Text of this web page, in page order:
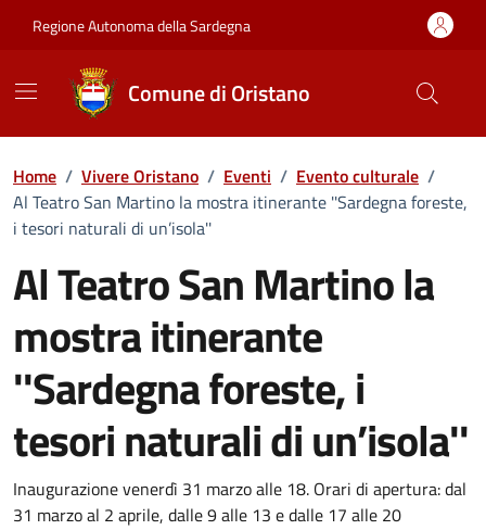
Regione Autonoma della Sardegna
Comune di Oristano
Home / Vivere Oristano / Eventi / Evento culturale /
Al Teatro San Martino la mostra itinerante ''Sardegna foreste,
i tesori naturali di un’isola''
Al Teatro San Martino la
mostra itinerante
''Sardegna foreste, i
tesori naturali di un’isola''
Dettaglio dell'evento
Inaugurazione venerdì 31 marzo alle 18. Orari di apertura: dal
31 marzo al 2 aprile, dalle 9 alle 13 e dalle 17 alle 20